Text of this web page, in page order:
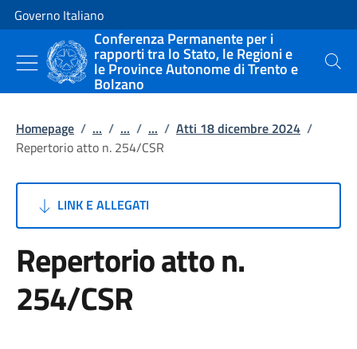
Vai al contenuto
Vai alla navigazione del sito
Governo Italiano
Conferenza Permanente per i
rapporti tra lo Stato, le Regioni e
le Province Autonome di Trento e
Bolzano
Cerca
Homepage / ... / ... / ... / Atti 18 dicembre 2024 /
Repertorio atto n. 254/CSR
LINK E ALLEGATI
Repertorio atto n.
254/CSR